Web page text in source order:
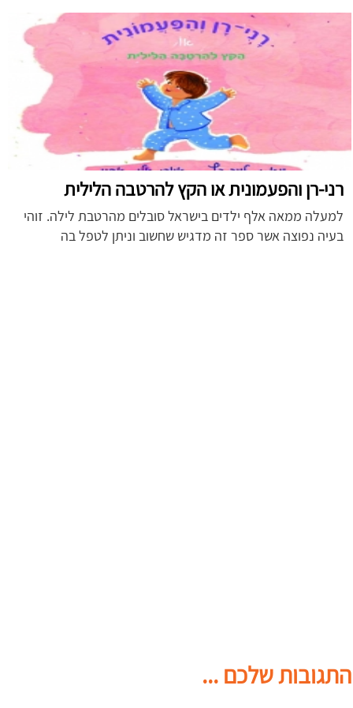
רני-רן והפעמונית או הקץ להרטבה הלילית
למעלה ממאה אלף ילדים בישראל סובלים מהרטבת לילה. זוהי
בעיה נפוצה אשר ספר זה מדגיש שחשוב וניתן לטפל בה
התגובות שלכם ...